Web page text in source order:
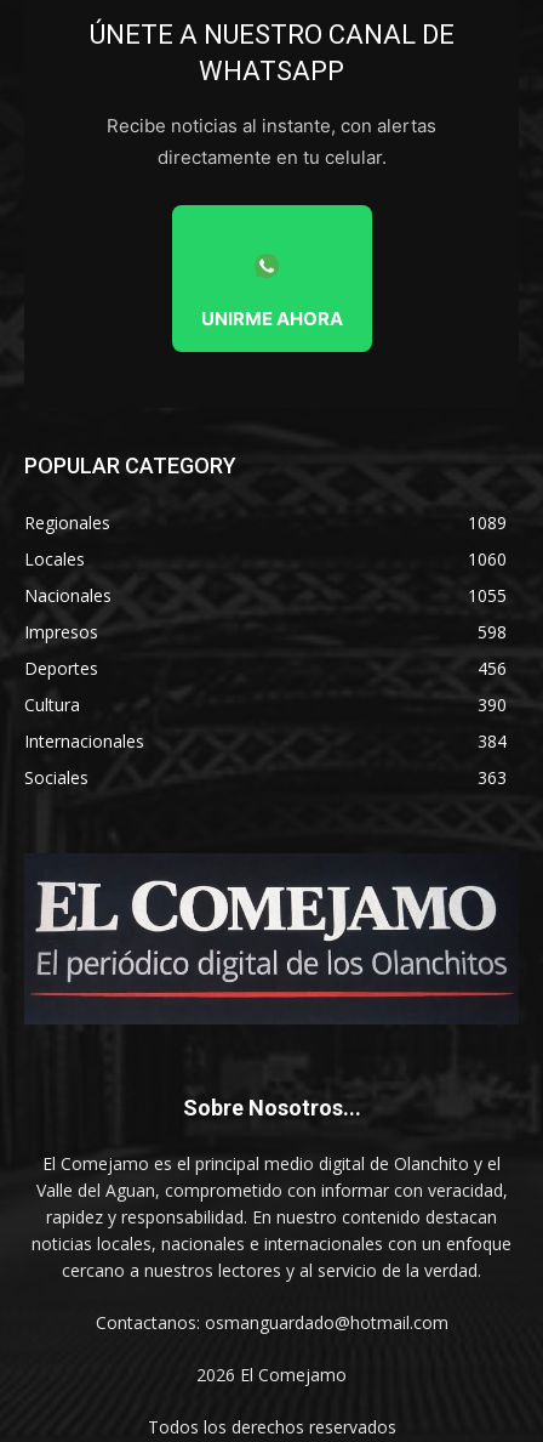
ÚNETE A NUESTRO CANAL DE
WHATSAPP
Recibe noticias al instante, con alertas
directamente en tu celular.
UNIRME AHORA
POPULAR CATEGORY
Regionales
1089
Locales
1060
Nacionales
1055
Impresos
598
Deportes
456
Cultura
390
Internacionales
384
Sociales
363
Sobre Nosotros...
El Comejamo es el principal medio digital de Olanchito y el
Valle del Aguan, comprometido con informar con veracidad,
rapidez y responsabilidad. En nuestro contenido destacan
noticias locales, nacionales e internacionales con un enfoque
cercano a nuestros lectores y al servicio de la verdad.
Contactanos: osmanguardado@hotmail.com
2026 El Comejamo
Todos los derechos reservados